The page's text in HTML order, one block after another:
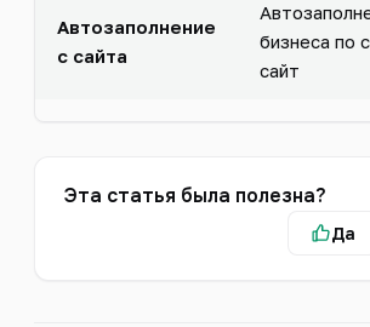
Автозаполнение
с сайта
бизнеса по
сайт
Эта статья была полезна?
Да